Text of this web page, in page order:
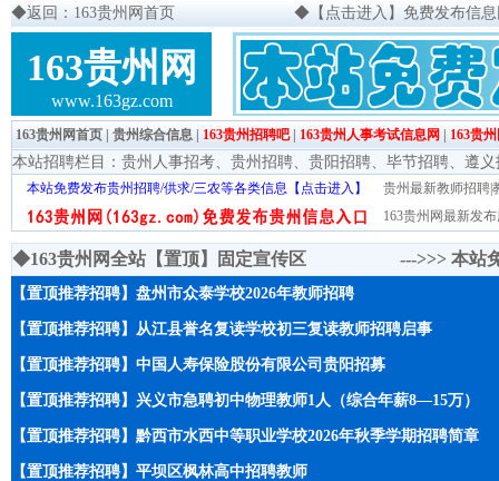
◆返回：163贵州网首页 ◆ 【点击进入】免费发布信
163贵州网
www.163gz.com
163贵州网首页 贵州综合信息 163贵州招聘吧| 163贵州人事考试信息网 163贵
本站招聘栏目： 贵州人事招考、 贵州招聘、 贵阳招聘、 毕节招聘、 遵义
本站免费发布贵州招聘/供求/三农等各类信息【点击进入】
贵州最新教师招聘|
163贵州网最新发
◆163贵州网全站【置顶】固定宣传区 --->>> 本站
【置顶推荐招聘】盘州市众泰学校2026年教师招聘
【置顶推荐招聘】从江县誉名复读学校初三复读教师招聘启事
【置顶推荐招聘】中国人寿保险股份有限公司贵阳招募
【置顶推荐招聘】兴义市急聘初中物理教师1人（综合年薪8—15万）
【置顶推荐招聘】黔西市水西中等职业学校2026年秋季学期招聘简章
【置顶推荐招聘】平坝区枫林高中招聘教师